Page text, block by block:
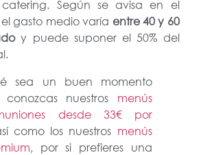
Según se avisa en el
gasto medio varía entre 40 y 60
y puede suponer el 50% del
sea un buen momento
nuestros menús
desde 33€ por
como los nuestros menús
, por si prefieres una